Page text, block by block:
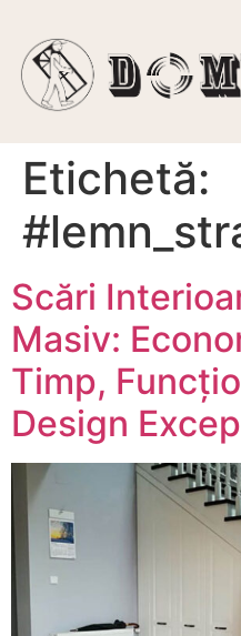
Etichetă:
Scări
Masiv:
Timp,
Design